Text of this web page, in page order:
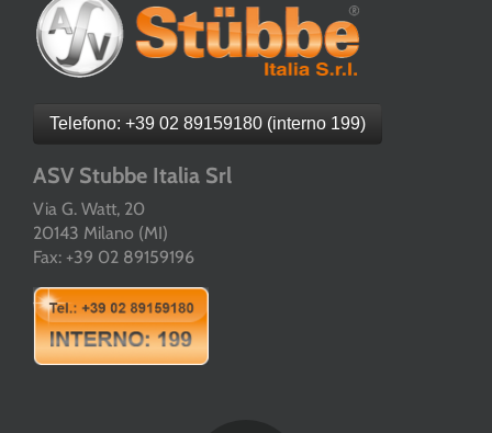
Telefono: +39 02 89159180 (interno 199)
ASV Stubbe Italia Srl
Via G. Watt, 20
20143 Milano (MI)
Fax: +39 02 89159196